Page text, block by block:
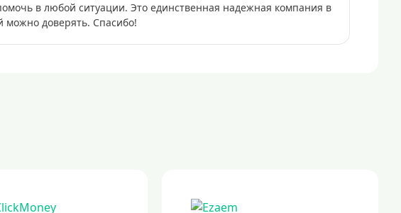
в любой ситуации. Это единственная надежная компания в
можно доверять. Спасибо!